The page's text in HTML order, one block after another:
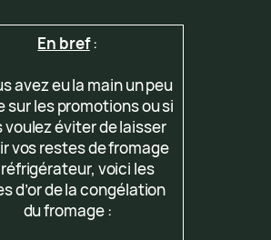
En bref:
avez eu la main un peu
sur les promotions ou si
voulez éviter de laisser
vos restes de fromage
voici les
d’or de la congélation
du fromage :